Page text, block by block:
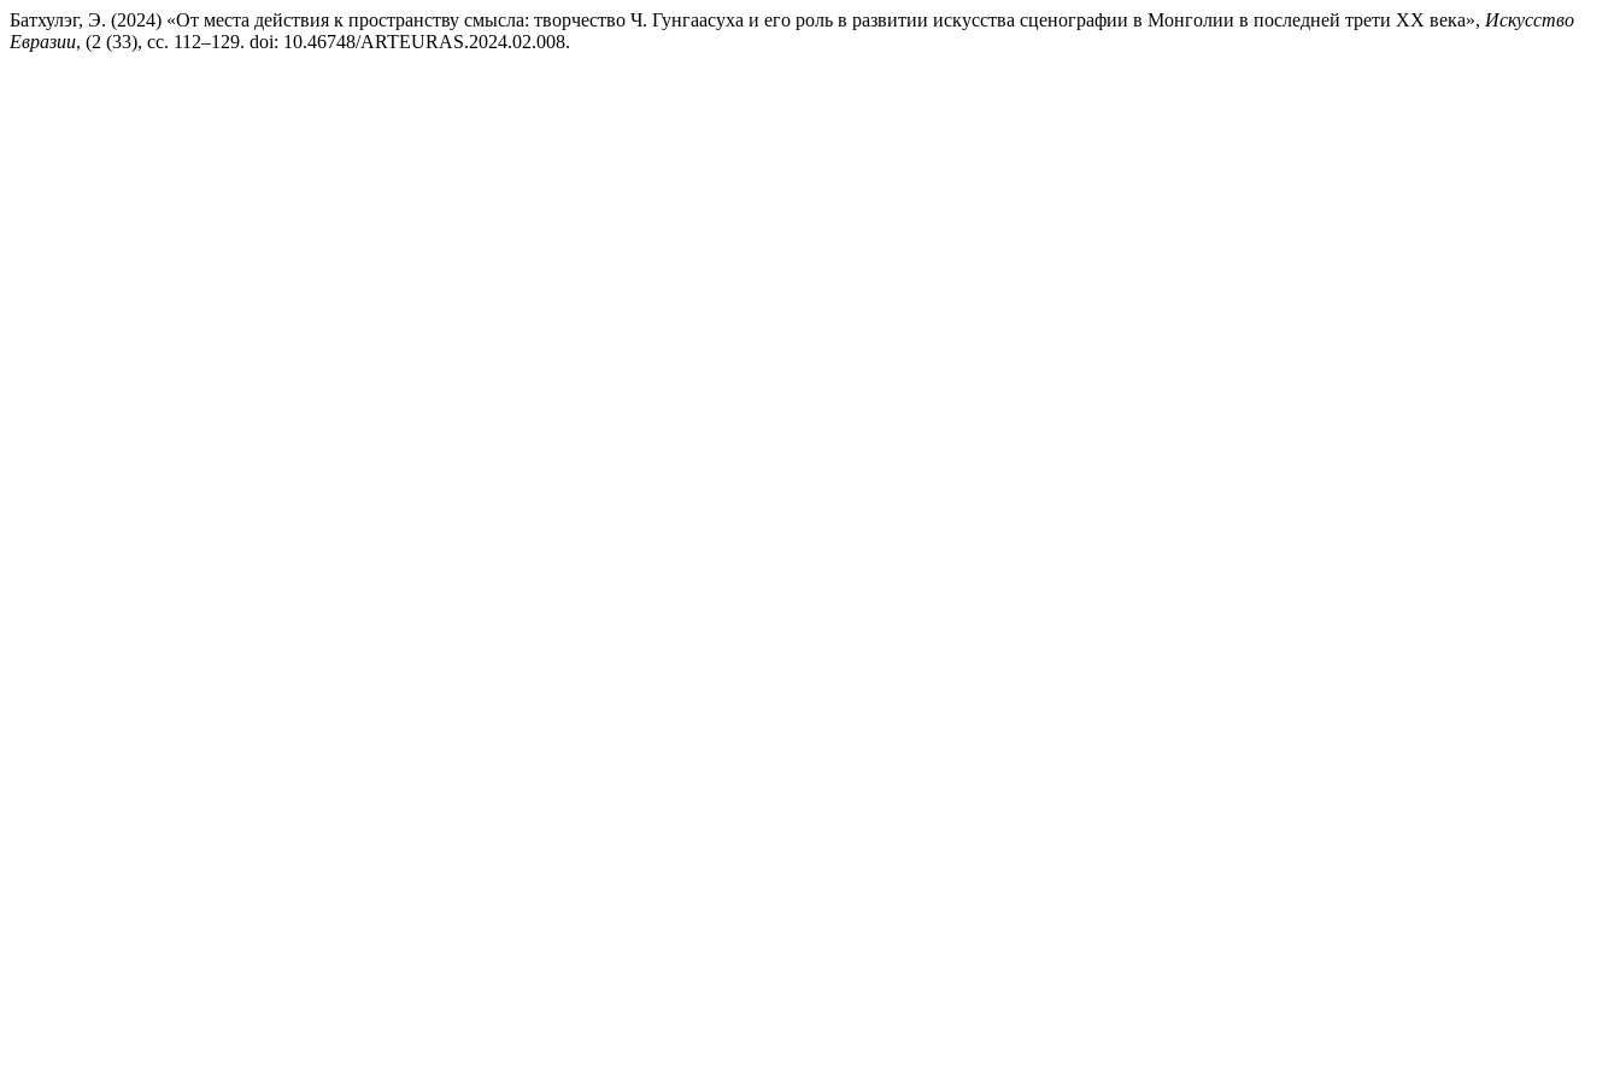
Батхулэг, Э. (2024) «От места действия к пространству смысла: творчество Ч. Гунгаасуха и его роль в развитии искусства сценографии в Монголии в последней трети XX века», Искусство
Евразии, (2 (33), сс. 112–129. doi: 10.46748/ARTEURAS.2024.02.008.